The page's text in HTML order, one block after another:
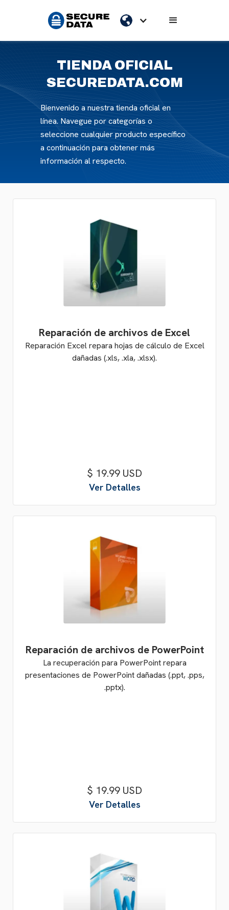
TIENDA OFICIAL
SECUREDATA.COM
Bienvenido a nuestra tienda oficial en
línea. Navegue por categorías o
seleccione cualquier producto específico
a continuación para obtener más
información al respecto.
Reparación de archivos de Excel
Reparación Excel repara hojas de cálculo de Excel
dañadas (.xls, .xla, .xlsx).
$ 19.99 USD
Ver Detalles
Reparación de archivos de PowerPoint
La recuperación para PowerPoint repara
presentaciones de PowerPoint dañadas (.ppt, .pps,
.pptx).
$ 19.99 USD
Ver Detalles